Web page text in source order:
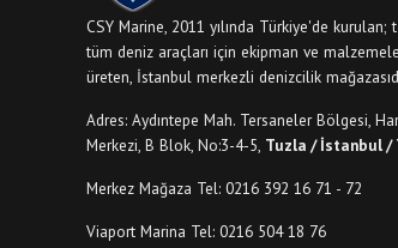
CSY Marine, 2011 yılında Türkiye'de kurulan;
tüm deniz araçları için ekipman ve
üreten, İstanbul merkezli denizcilik
Adres: Aydıntepe Mah. Tersaneler Bölgesi,
Merkezi, B Blok, No:3-4-5, Tuzla / İstanbul /
Merkez Mağaza Tel: 0216 392 16 71 - 72
Viaport Marina Tel: 0216 504 18 76